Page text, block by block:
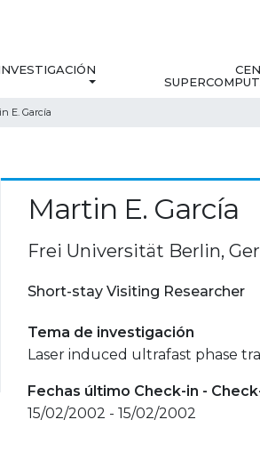
E. García
Martin E. García
Frei Universität Berlin,
Short-stay Visiting Researcher
Tema de investigación
Laser induced ultrafast phase
Fechas último Check-in -
15/02/2002 - 15/02/2002